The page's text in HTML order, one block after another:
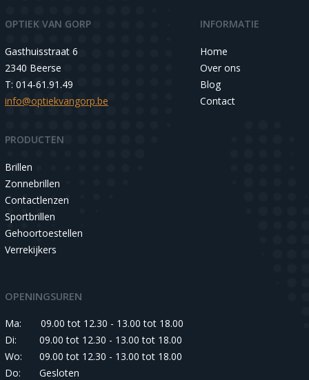
OPTIEK VAN GORP
Gasthuisstraat 6
2340 Beerse
T: 014-61.91.49
info@optiekvangorp.be
INFORMATIE
Home
Over ons
Blog
Contact
PRODUCTEN
Brillen
Zonnebrillen
Contactlenzen
Sportbrillen
Gehoortoestellen
Verrekijkers
OPENINGSUREN
Ma:
09.00 tot 12.30 - 13.00 tot 18.00
Di:
09.00 tot 12.30 - 13.00 tot 18.00
Wo:
09.00 tot 12.30 - 13.00 tot 18.00
Do:
Gesloten